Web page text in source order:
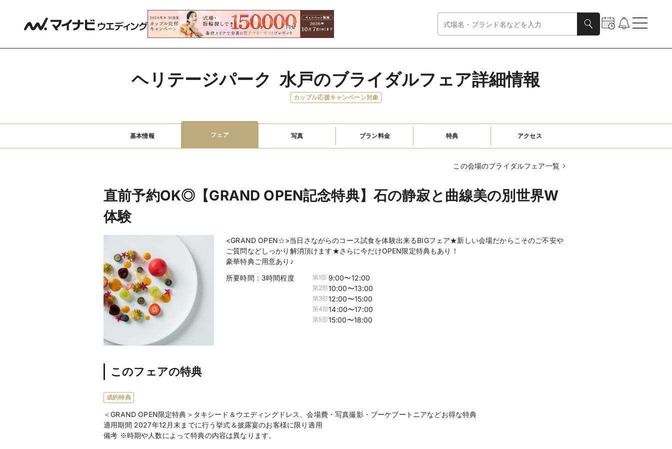
ヘリテージパーク  水戸のブライダルフェア詳細情報
カップル応援キャンペーン対象
基本情報 フェア 写真 プラン料金 特典 アクセス
この会場のブライダルフェア一覧
直前予約OK◎【GRAND OPEN記念特典】石の静寂と曲線美の別世界W
体験
<GRAND OPEN☆>当日さながらのコース試食を体験出来るBIGフェア★新しい会場だからこそのご不安や
ご質問などしっかり解消頂けます★さらに今だけOPEN限定特典もあり！
豪華特典ご用意あり♪
所要時間： 3時間程度 第1部 9:00〜12:00
第2部10:00〜13:00
第3部12:00〜15:00
第4部14:00〜17:00
第5部15:00〜18:00
このフェアの特典
成約特典
＜GRAND OPEN限定特典＞タキシード＆ウエディングドレス、会場費・写真撮影・ブーケブートニアなどお得な特典
適用期間 2027年12月末までに行う挙式＆披露宴のお客様に限り適用
備考 ※時期や人数によって特典の内容は異なります。